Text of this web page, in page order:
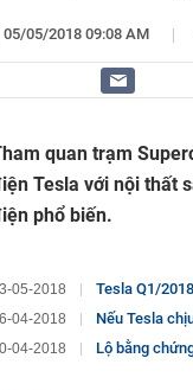
05/05/2018 09:08 AM |
quan trạm
Tesla với nội thất
phổ biến.
05-2018 Tesla Q1/2018:
04-2018 Nếu Tesla chịu
04-2018 Lộ bằng chứng chiêu